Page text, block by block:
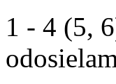
1 - 4 (5,